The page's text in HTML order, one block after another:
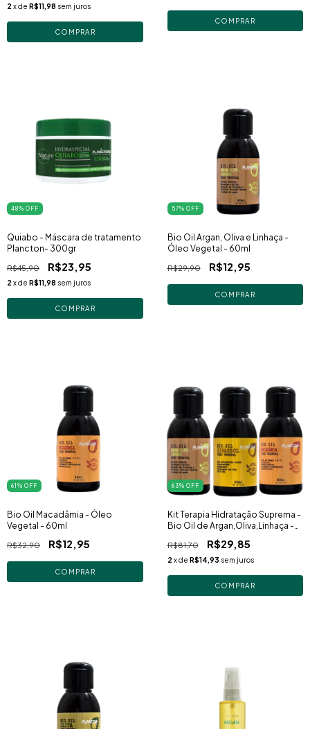
2 x de R$11,98 sem juros
48% OFF
Quiabo - Máscara de tratamento
Plancton- 300gr
R$45,90 R$23,95
2 x de R$11,98 sem juros
57% OFF
Bio Oil Argan, Oliva e Linhaça -
Óleo Vegetal - 60ml
R$29,90 R$12,95
61 % OFF
Bio Oil Macadâmia - Óleo
Vegetal - 60ml
R$32,90 R$12,95
63% OFF
Kit Terapia Hidratação Suprema -
Bio Oil de Argan,Oliva,Linhaça -
R$81,70 R$29,85
2 x de R$14,93 sem juros